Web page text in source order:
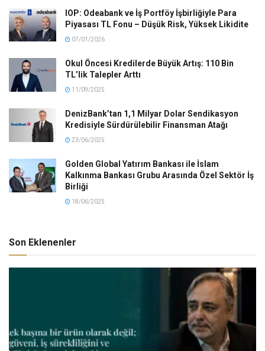
IOP: Odeabank ve İş Portföy İşbirliğiyle Para
Piyasası TL Fonu – Düşük Risk, Yüksek Likidite
07/01/2026
Okul Öncesi Kredilerde Büyük Artış: 110 Bin
TL’lik Talepler Arttı
11/09/2025
DenizBank’tan 1,1 Milyar Dolar Sendikasyon
Kredisiyle Sürdürülebilir Finansman Atağı
23/06/2025
Golden Global Yatırım Bankası ile İslam
Kalkınma Bankası Grubu Arasında Özel Sektör İş
Birliği
18/06/2025
Son Eklenenler